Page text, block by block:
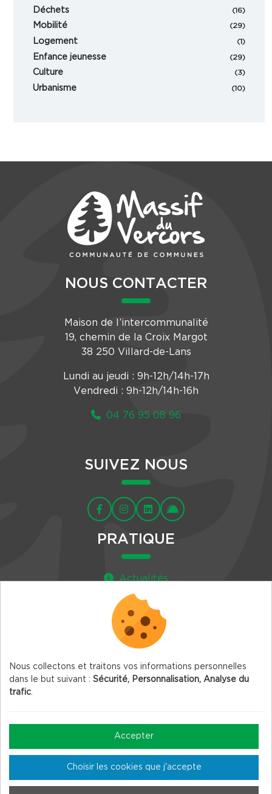
Déchets (16)
Mobilité (29)
Logement (1)
Enfance jeunesse (29)
Culture (3)
Urbanisme (10)
NOUS CONTACTER
Maison de l’intercommunalité
19, chemin de la Croix Margot
38 250 Villard-de-Lans
Lundi au jeudi : 9h-12h/14h-17h
Vendredi : 9h-12h/14h-16h
04 76 95 08 96
SUIVEZ NOUS
PRATIQUE
Actualités
Agenda
Newsletter
Gestion des Cookies
Crédits
Nous collectons et traitons vos informations personnelles
dans le but suivant : Sécurité, Personnalisation, Analyse du
trafic.
Accepter
Choisir les cookies que j'accepte